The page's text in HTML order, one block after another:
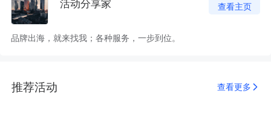
活动分享家 查看主页
品牌出海，就来找我；各种服务，一步到位。
推荐活动 查看更多